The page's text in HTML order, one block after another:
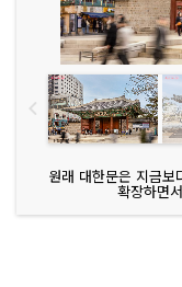
원래 대한문은 지금
확장하면